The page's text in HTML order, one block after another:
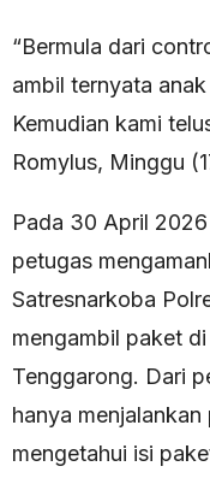
“Bermula dari
ambil ternyata
Kemudian kami
Romylus, Minggu
Pada 30 April
petugas
Satresnarkoba
mengambil paket
Tenggarong. Dari
hanya
mengetahui isi